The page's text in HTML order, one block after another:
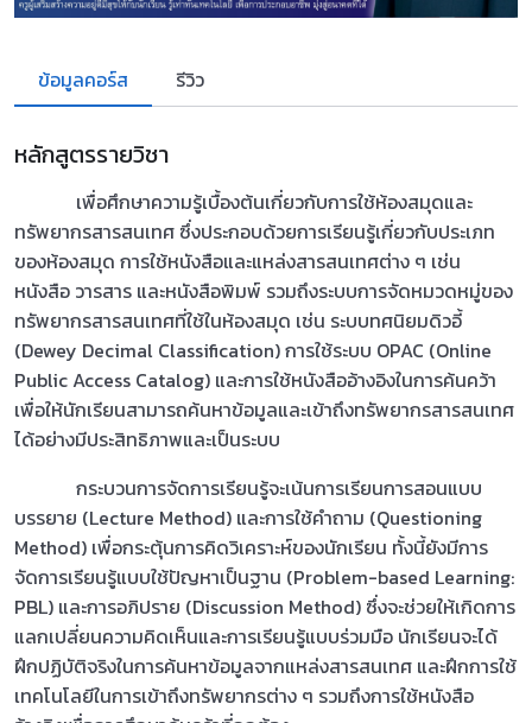
ข้อมูลคอร์ส รีวิว
หลักสูตรรายวิชา
เพื่อศึกษาความรู้เบื้องต้นเกี่ยวกับการใช้ห้องสมุดและ
ทรัพยากรสารสนเทศ ซึ่งประกอบด้วยการเรียนรู้เกี่ยวกับประเภท
ของห้องสมุด การใช้หนังสือและแหล่งสารสนเทศต่าง ๆ เช่น
หนังสือ วารสาร และหนังสือพิมพ์ รวมถึงระบบการจัดหมวดหมู่ของ
ทรัพยากรสารสนเทศที่ใช้ในห้องสมุด เช่น ระบบทศนิยมดิวอี้
(Dewey Decimal Classification) การใช้ระบบ OPAC (Online
Public Access Catalog) และการใช้หนังสืออ้างอิงในการค้นคว้า
เพื่อให้นักเรียนสามารถค้นหาข้อมูลและเข้าถึงทรัพยากรสารสนเทศ
ได้อย่างมีประสิทธิภาพและเป็นระบบ
กระบวนการจัดการเรียนรู้จะเน้นการเรียนการสอนแบบ
บรรยาย (Lecture Method) และการใช้คำถาม (Questioning
Method) เพื่อกระตุ้นการคิดวิเคราะห์ของนักเรียน ทั้งนี้ยังมีการ
จัดการเรียนรู้แบบใช้ปัญหาเป็นฐาน (Problem-based Learning:
PBL) และการอภิปราย (Discussion Method) ซึ่งจะช่วยให้เกิดการ
แลกเปลี่ยนความคิดเห็นและการเรียนรู้แบบร่วมมือ นักเรียนจะได้
ฝึกปฏิบัติจริงในการค้นหาข้อมูลจากแหล่งสารสนเทศ และฝึกการใช้
เทคโนโลยีในการเข้าถึงทรัพยากรต่าง ๆ รวมถึงการใช้หนังสือ